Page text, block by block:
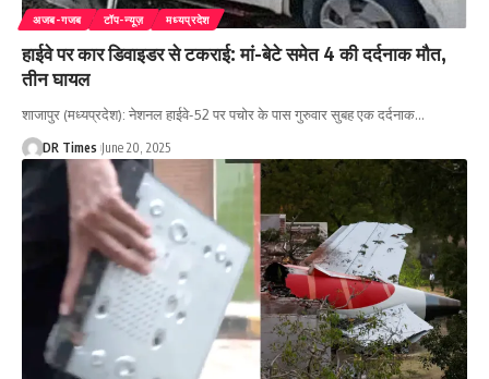
अजब-गजब टॉप-न्यूज़ मध्यप्रदेश
हाईवे पर कार डिवाइडर से टकराई: मां-बेटे समेत 4 की दर्दनाक मौत,
तीन घायल
शाजापुर (मध्यप्रदेश): नेशनल हाईवे-52 पर पचोर के पास गुरुवार सुबह एक दर्दनाक…
DR Times June 20, 2025